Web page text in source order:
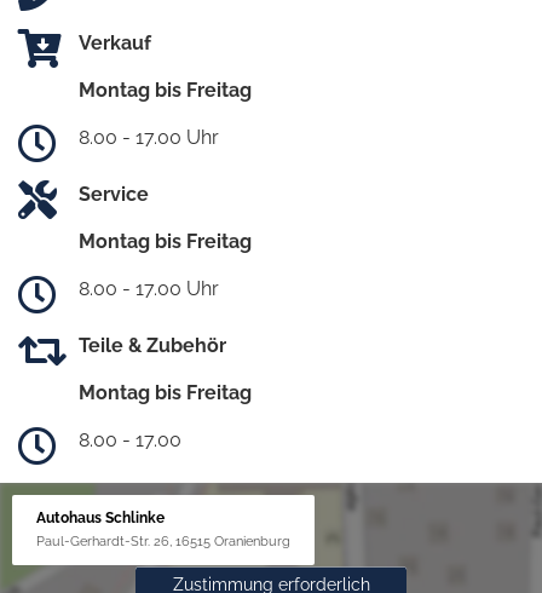
Verkauf
Montag bis Freitag
8.00 - 17.00 Uhr
Service
Montag bis Freitag
8.00 - 17.00 Uhr
Teile & Zubehör
Montag bis Freitag
8.00 - 17.00
Autohaus Schlinke
Paul-Gerhardt-Str. 26, 16515 Oranienburg
Zustimmung erforderlich